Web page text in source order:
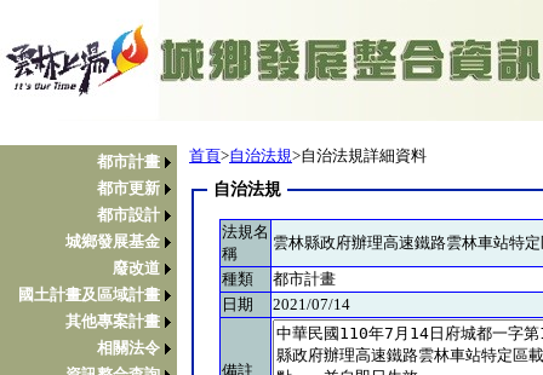
都市計畫
都市更新
都市設計
城鄉發展基金
廢改道
國土計畫及區域計畫
其他專案計畫
相關法令
首頁>自治法規>自治法規詳細資料
自治法規
法規名
稱
雲林縣政府辦理高速鐵路雲林車站特
種類
都市計畫
日期
2021/07/14
備註